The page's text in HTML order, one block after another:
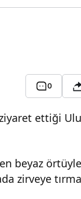
0
ettiği
beyaz
zirveye